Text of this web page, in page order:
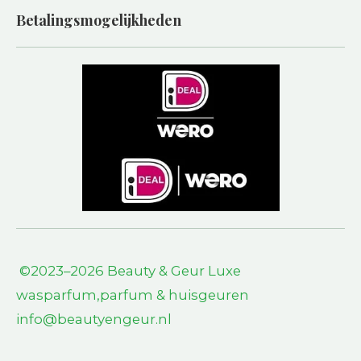
Betalingsmogelijkheden
©2023–2026 Beauty & Geur Luxe
wasparfum,parfum & huisgeuren
info@beautyengeur.nl